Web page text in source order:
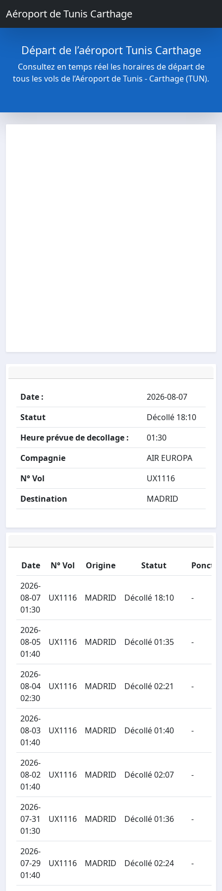
Aéroport de Tunis Carthage
Départ de l’aéroport Tunis Carthage
Consultez en temps réel les horaires de départ de
tous les vols de l’Aéroport de Tunis - Carthage (TUN).
Date :
2026-08-07
Statut
Décollé 18:10
Heure prévue de decollage :
01:30
Compagnie
AIR EUROPA
N° Vol
UX1116
Destination
MADRID
Date N° Vol Origine Statut
2026-
08-07
01:30
UX1116 MADRID Décollé 18:10 -
2026-
08-05
01:40
UX1116 MADRID Décollé 01:35 -
2026-
08-04
02:30
UX1116 MADRID Décollé 02:21 -
2026-
08-03
01:40
UX1116 MADRID Décollé 01:40 -
2026-
08-02
01:40
UX1116 MADRID Décollé 02:07 -
2026-
07-31
01:30
UX1116 MADRID Décollé 01:36 -
2026-
07-29
01:40
UX1116 MADRID Décollé 02:24 -